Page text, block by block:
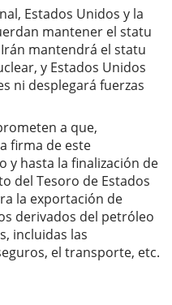
Estados Unidos y la
mantener el statu
mantendrá el statu
y Estados Unidos
ni desplegará fuerzas
a que,
firma de este
y hasta la finalización de
del Tesoro de Estados
la exportación de
derivados del petróleo
incluidas las
el transporte, etc.